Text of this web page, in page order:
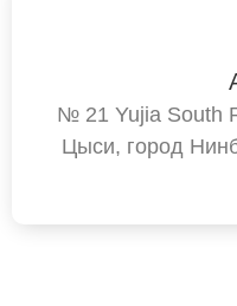
№ 21 Yujia South
Цыси, город